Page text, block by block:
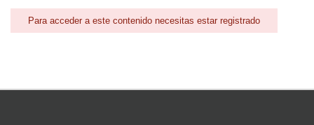
Para acceder a este contenido necesitas estar registrado